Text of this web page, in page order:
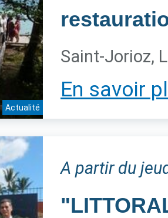
Actualité
Saint-Jorioz,
En savoir
A partir du